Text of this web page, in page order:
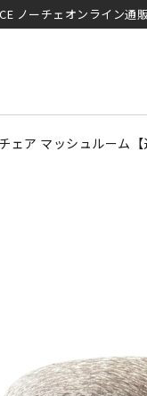
ノーチェオンライン通
チェア マッシュルーム